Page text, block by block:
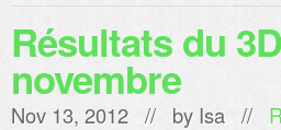
Résultats du
novembre
Nov 13, 2012 // by Isa //